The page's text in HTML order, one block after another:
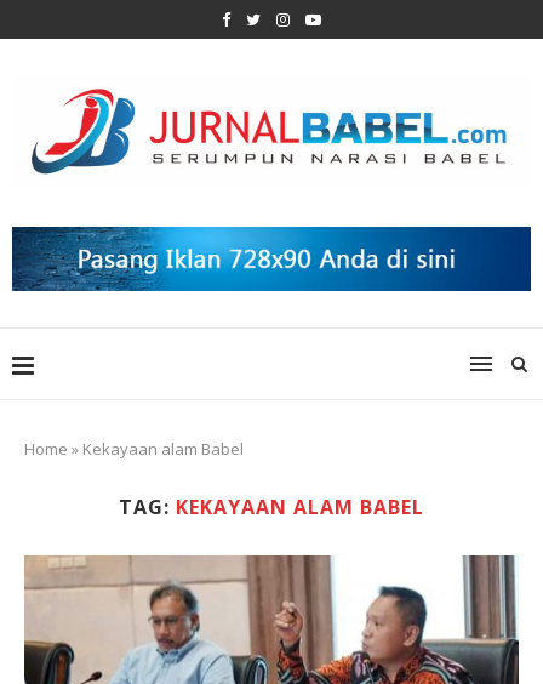
Home » Kekayaan alam Babel
TAG: KEKAYAAN ALAM BABEL